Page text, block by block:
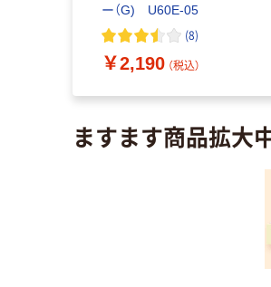
ー（G) U60E-05
(8)
￥2,190 （税込）
ますます商品拡大